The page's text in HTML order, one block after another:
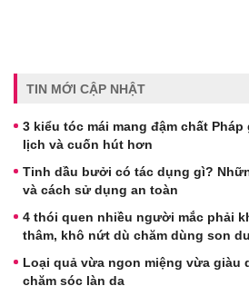
TIN MỚI CẬP NHẬT
3 kiểu tóc mái mang đậm chất
lịch và cuốn hút hơn
Tinh dầu bưởi có tác dụng gì?
và cách sử dụng an toàn
4 thói quen nhiều người mắc phải
thâm, khô nứt dù chăm dùng son
Loại quả vừa ngon miệng vừa giàu
chăm sóc làn da